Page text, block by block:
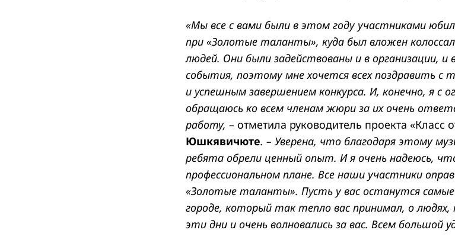
«Мы все с вами были в этом году участниками
при «Золотые таланты», куда был вложен
людей. Они были задействованы и в организации, и
события, поэтому мне хочется всех поздравить с
и успешным завершением конкурса. И, конечно, я с
обращаюсь ко всем членам жюри за их очень
работу, – отметила руководитель проекта «Класс
Юшкявичюте. – Уверена, что благодаря этому
ребята обрели ценный опыт. И я очень надеюсь,
профессиональном плане. Все наши участники
«Золотые таланты». Пусть у вас останутся
городе, который так тепло вас принимал, о людях,
эти дни и очень волновались за вас. Всем большой